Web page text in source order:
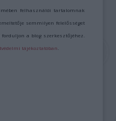
felhasználói tartalomnak
semmilyen felelősséget
a blog szerkesztőjéhez.
tájékoztatóban